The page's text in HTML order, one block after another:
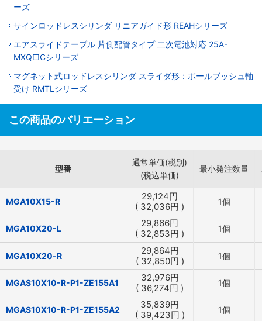
ーズ
サインロッドレスシリンダ リニアガイド形 REAHシリーズ
エアスライドテーブル 片側配管タイプ 二次電池対応 25A-
MXQ□Cシリーズ
マグネット式ロッドレスシリンダ スライダ形：ボールブッシュ軸
受け RMTLシリーズ
この商品のバリエーション
型番
通常単価(税別)
(税込単価)
最小発注数量
MGA10X15-R 29,124円
( 32,036円 ) 1個
MGA10X20-L 29,866円
( 32,853円 ) 1個
MGA10X20-R 29,864円
( 32,850円 ) 1個
MGAS10X10-R-P1-ZE155A1 32,976円
( 36,274円 ) 1個
MGAS10X10-R-P1-ZE155A2 35,839円
( 39,423円 ) 1個